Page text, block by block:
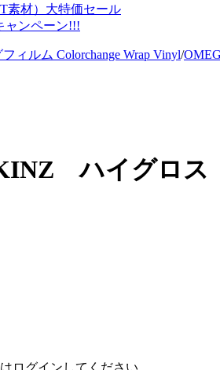
素材）大特価セール
ンペーン!!!
ィルム Colorchange Wrap Vinyl/
ハイグロ